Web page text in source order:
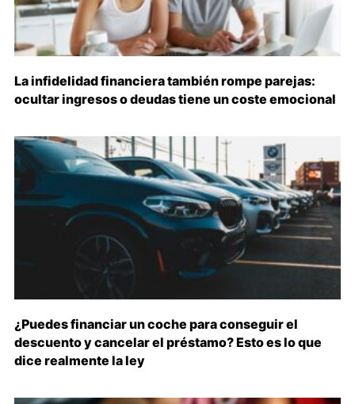
La infidelidad financiera también rompe parejas:
ocultar ingresos o deudas tiene un coste emocional
¿Puedes financiar un coche para conseguir el
descuento y cancelar el préstamo? Esto es lo que
dice realmente la ley